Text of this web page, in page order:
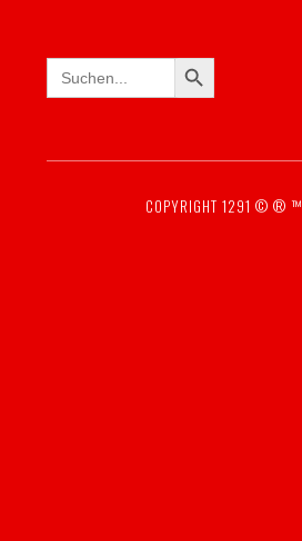
Search
for:
SEARCH BUTTON
COPYRIGHT 1291 © ® ™